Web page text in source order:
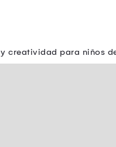
creatividad para niños